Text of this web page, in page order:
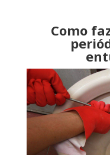
Como